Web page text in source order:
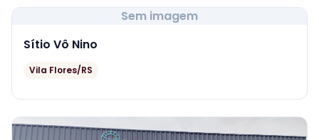
Sem imagem
Sítio Vô Nino
Vila Flores/RS